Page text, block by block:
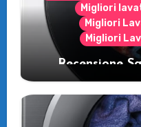
Migliori
Migliori
Migliori
Recensione
intelligente